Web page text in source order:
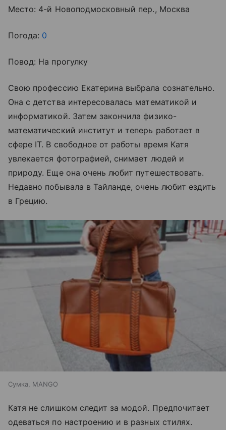
Место: 4-й Новоподмосковный пер., Москва
Погода: 0
Повод: На прогулку
Свою профессию Екатерина выбрала сознательно.
Она с детства интересовалась математикой и
информатикой. Затем закончила физико-
математический институт и теперь работает в
сфере IT. В свободное от работы время Катя
увлекается фотографией, снимает людей и
природу. Еще она очень любит путешествовать.
Недавно побывала в Тайланде, очень любит ездить
в Грецию.
Сумка, MANGO
Катя не слишком следит за модой. Предпочитает
одеваться по настроению и в разных стилях.